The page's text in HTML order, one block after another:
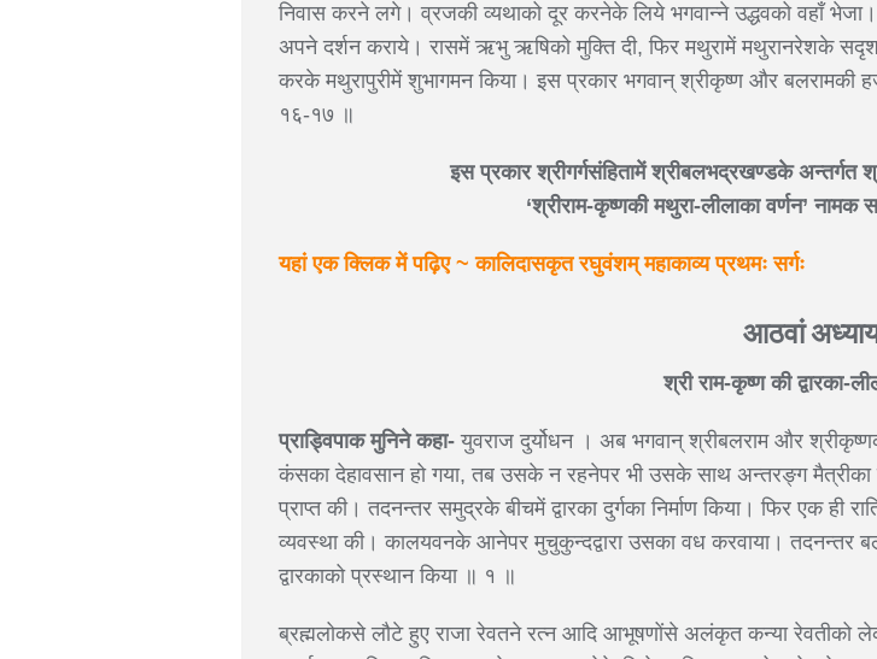
निवास करने लगे। व्रजकी व्यथाको दूर करनेके लिये भगवान्ने उद्धवको वहाँ
अपने दर्शन कराये। रासमें ऋभु ऋषिको मुक्ति दी, फिर मथुरामें मथुरानरेशके सदृश
करके मथुरापुरीमें शुभागमन किया। इस प्रकार भगवान् श्रीकृष्ण और बलरामकी
१६-१७ ॥
इस प्रकार श्रीगर्गसंहितामें श्रीबलभद्रखण्डके अन्तर्गत
‘श्रीराम-कृष्णकी मथुरा-लीलाका वर्णन’
यहां एक क्लिक में पढ़िए ~ कालिदासकृत रघुवंशम् महाकाव्य प्रथमः सर्गः
आठवां
श्री राम-कृष्ण की द्वारका-
प्राड्विपाक मुनिने कहा-युवराज दुर्योधन । अब भगवान् श्रीबलराम और
कंसका देहावसान हो गया, तब उसके न रहनेपर भी उसके साथ अन्तरङ्ग
प्राप्त की। तदनन्तर समुद्रके बीचमें द्वारका दुर्गका निर्माण किया। फिर एक
व्यवस्था की। कालयवनके आनेपर मुचुकुन्दद्वारा उसका वध करवाया। तदनन्तर
द्वारकाको प्रस्थान किया ॥ १ ॥
ब्रह्मलोकसे लौटे हुए राजा रेवतने रत्न आदि आभूषणोंसे अलंकृत कन्या रेवतीको